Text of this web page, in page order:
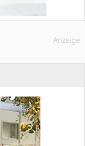
Anzeige